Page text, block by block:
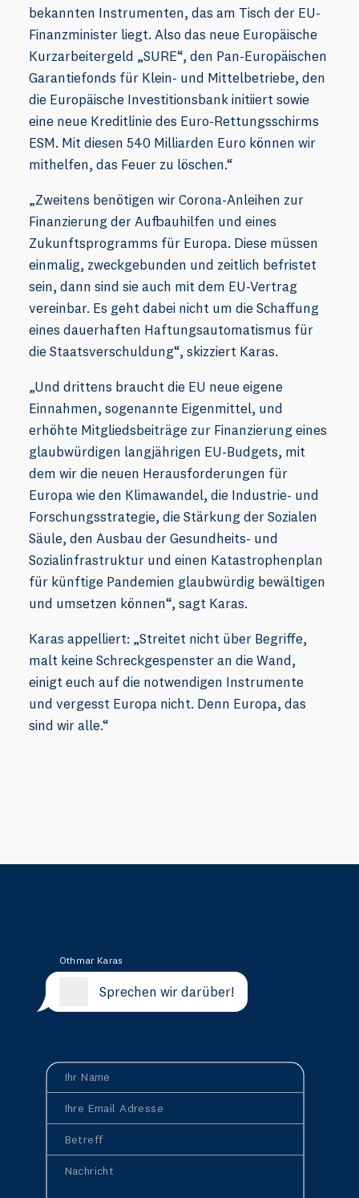
bekannten Instrumenten, das am Tisch der EU-
Finanzminister liegt. Also das neue Europäische
Kurzarbeitergeld „SURE“, den Pan-Europäischen
Garantiefonds für Klein- und Mittelbetriebe, den
die Europäische Investitionsbank initiiert sowie
eine neue Kreditlinie des Euro-Rettungsschirms
ESM. Mit diesen 540 Milliarden Euro können wir
mithelfen, das Feuer zu löschen.“
„Zweitens benötigen wir Corona-Anleihen zur
Finanzierung der Aufbauhilfen und eines
Zukunftsprogramms für Europa. Diese müssen
einmalig, zweckgebunden und zeitlich befristet
sein, dann sind sie auch mit dem EU-Vertrag
vereinbar. Es geht dabei nicht um die Schaffung
eines dauerhaften Haftungsautomatismus für
die Staatsverschuldung“, skizziert Karas.
„Und drittens braucht die EU neue eigene
Einnahmen, sogenannte Eigenmittel, und
erhöhte Mitgliedsbeiträge zur Finanzierung eines
glaubwürdigen langjährigen EU-Budgets, mit
dem wir die neuen Herausforderungen für
Europa wie den Klimawandel, die Industrie- und
Forschungsstrategie, die Stärkung der Sozialen
Säule, den Ausbau der Gesundheits- und
Sozialinfrastruktur und einen Katastrophenplan
für künftige Pandemien glaubwürdig bewältigen
und umsetzen können“, sagt Karas.
Karas appelliert: „Streitet nicht über Begriffe,
malt keine Schreckgespenster an die Wand,
einigt euch auf die notwendigen Instrumente
und vergesst Europa nicht. Denn Europa, das
sind wir alle.“
Othmar Karas
Sprechen wir darüber!
Ihr Name
Ihre Email Adresse
Betreff
Nachricht